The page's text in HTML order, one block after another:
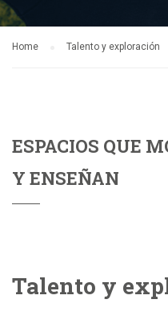
Home Talento y exploración
ESPACIOS QUE
Y ENSEÑAN
Talento y